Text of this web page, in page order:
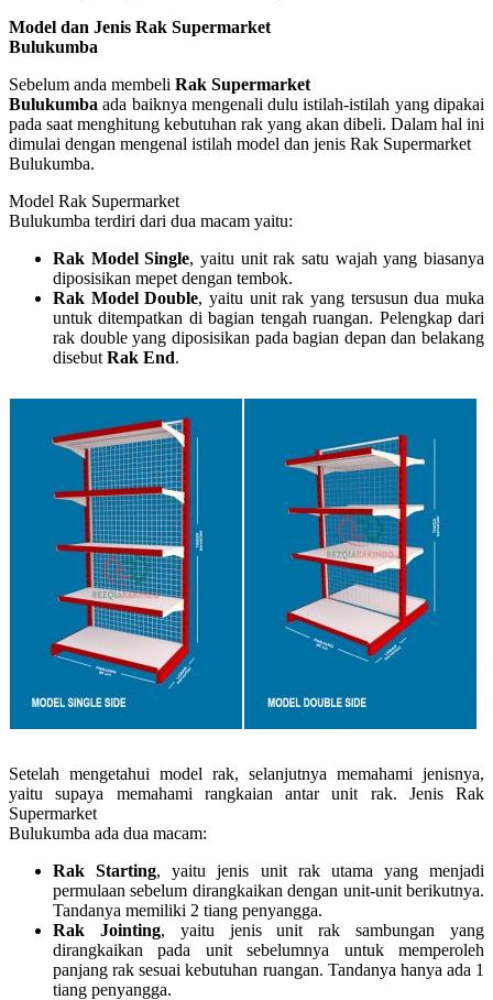
Model dan Jenis Rak Supermarket
Bulukumba
Sebelum anda membeli Rak Supermarket
Bulukumba ada baiknya mengenali dulu istilah-istilah yang dipakai
pada saat menghitung kebutuhan rak yang akan dibeli. Dalam hal ini
dimulai dengan mengenal istilah model dan jenis Rak Supermarket
Bulukumba.
Model Rak Supermarket
Bulukumba terdiri dari dua macam yaitu:
Rak Model Single, yaitu unit rak satu wajah yang biasanya
diposisikan mepet dengan tembok.
Rak Model Double, yaitu unit rak yang tersusun dua muka
untuk ditempatkan di bagian tengah ruangan. Pelengkap dari
rak double yang diposisikan pada bagian depan dan belakang
disebut Rak End.
Setelah mengetahui model rak, selanjutnya memahami jenisnya,
yaitu supaya memahami rangkaian antar unit rak. Jenis Rak
Supermarket
Bulukumba ada dua macam:
Rak Starting, yaitu jenis unit rak utama yang menjadi
permulaan sebelum dirangkaikan dengan unit-unit berikutnya.
Tandanya memiliki 2 tiang penyangga.
Rak Jointing, yaitu jenis unit rak sambungan yang
dirangkaikan pada unit sebelumnya untuk memperoleh
panjang rak sesuai kebutuhan ruangan. Tandanya hanya ada 1
tiang penyangga.